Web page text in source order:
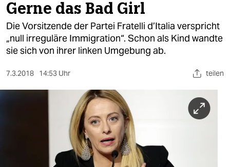
politik
öko
Gerne das Bad Girl
Die Vorsitzende der Partei Fratelli d’Italia verspricht
„null irreguläre Immigration“. Schon als Kind wandte
sie sich von ihrer linken Umgebung ab.
7.3.2018 14:53 Uhr teilen